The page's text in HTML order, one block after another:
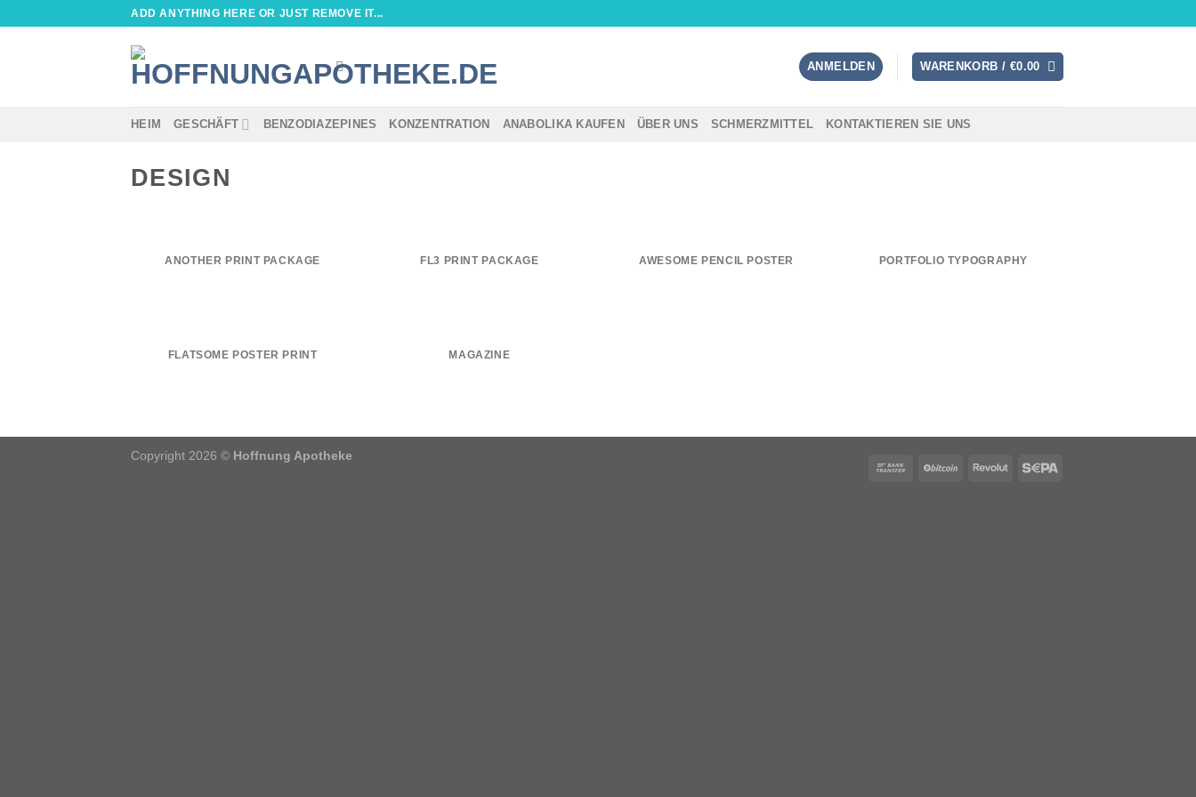
ADD ANYTHING HERE OR JUST REMOVE IT...
ANMELDEN WARENKORB / €0.00
HEIM GESCHÄFT BENZODIAZEPINES KONZENTRATION ANABOLIKA KAUFEN ÜBER UNS SCHMERZMITTEL KONTAKTIEREN SIE UNS
DESIGN
ANOTHER PRINT PACKAGE FL3 PRINT PACKAGE AWESOME PENCIL POSTER PORTFOLIO TYPOGRAPHY
FLATSOME POSTER PRINT MAGAZINE
Copyright 2026 © Hoffnung Apotheke